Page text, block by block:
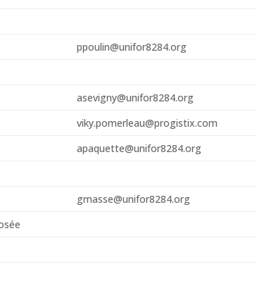
ppoulin@unifor8284.org
asevigny@unifor8284.org
viky.pomerleau@progistix.com
apaquette@unifor8284.org
gmasse@unifor8284.org